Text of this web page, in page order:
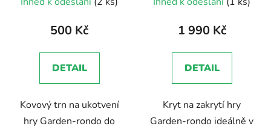
500 Kč
DETAIL
Kovový trn na ukotvení
hry Garden-rondo do
1 990 Kč
DETAIL
Kryt na zakrytí hry
Garden-rondo ideálně v